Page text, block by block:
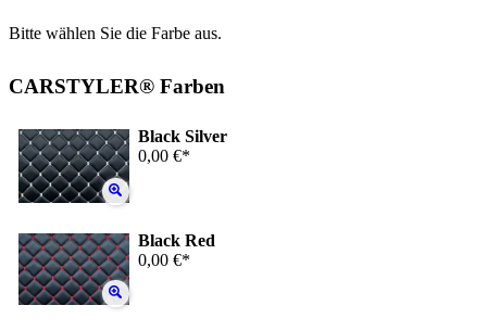
Bitte wählen Sie die Farbe aus.
CARSTYLER® Farben
Black Silver
0,00 €*
Black Red
0,00 €*